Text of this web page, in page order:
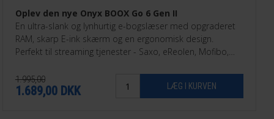
Oplev den nye Onyx BOOX Go 6 Gen II
En ultra-slank og lynhurtig e-bogslæser med opgraderet
RAM, skarp E-ink skærm og en ergonomisk design.
Perfekt til streaming tjenester - Saxo, eReolen, Mofibo,
1.995,00
1.689,00 DKK